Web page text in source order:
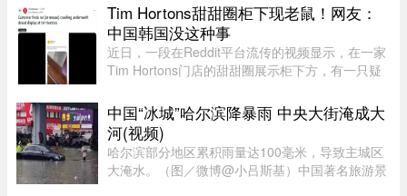
Tim Hortons甜甜圈柜下现老鼠！网友：
中国韩国没这种事
近日，一段在Reddit平台流传的视频显示，在一家
Tim Hortons门店的甜甜圈展示柜下方，有一只疑
速在网络发酵，引发大量关注和讨论。视频中，这
只体型不大的"入侵者"在透 ...
中国“冰城”哈尔滨降暴雨 中央大街淹成大
河(视频)
哈尔滨部分地区累积雨量达100毫米，导致主城区
大淹水。（图／微博@小吕斯基）中国著名旅游景